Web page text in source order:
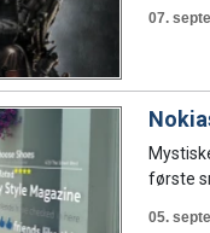
07.
første
05.